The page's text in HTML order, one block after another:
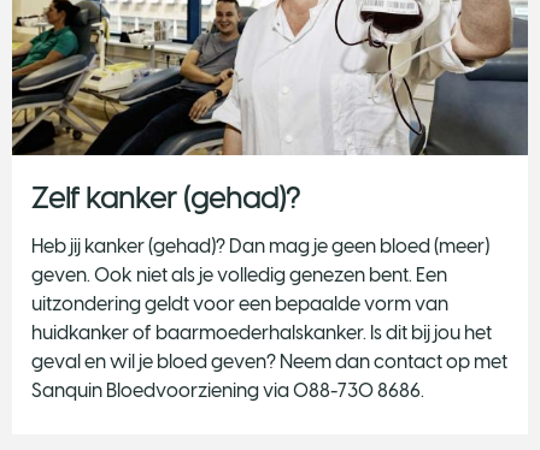
Zelf kanker (gehad)?
Heb jij kanker (gehad)? Dan mag je geen bloed (meer)
geven. Ook niet als je volledig genezen bent. Een
uitzondering geldt voor een bepaalde vorm van
huidkanker of baarmoederhalskanker. Is dit bij jou het
geval en wil je bloed geven? Neem dan contact op met
Sanquin Bloedvoorziening via 088-730 8686.